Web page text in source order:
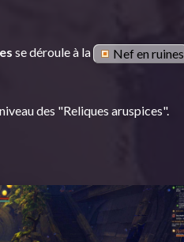
se déroule à la Nef en ruines
des "Reliques aruspices".